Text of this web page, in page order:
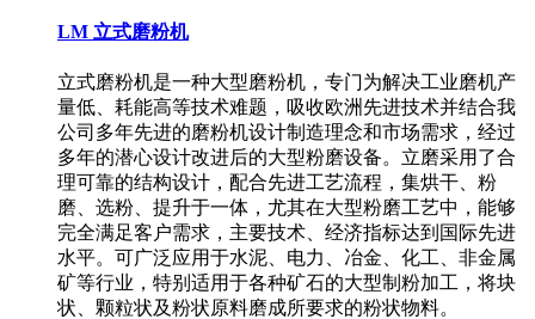
LM 立式磨粉机
立式磨粉机是一种大型磨粉机，专门为解决工业磨机产
量低、耗能高等技术难题，吸收欧洲先进技术并结合我
公司多年先进的磨粉机设计制造理念和市场需求，经过
多年的潜心设计改进后的大型粉磨设备。立磨采用了合
理可靠的结构设计，配合先进工艺流程，集烘干、粉
磨、选粉、提升于一体，尤其在大型粉磨工艺中，能够
完全满足客户需求，主要技术、经济指标达到国际先进
水平。可广泛应用于水泥、电力、冶金、化工、非金属
矿等行业，特别适用于各种矿石的大型制粉加工，将块
状、颗粒状及粉状原料磨成所要求的粉状物料。